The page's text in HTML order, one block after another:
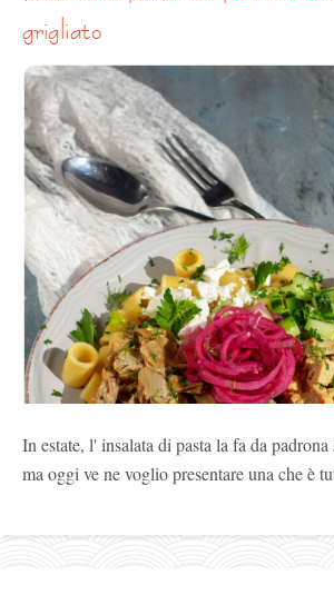
grigliato
In estate, l' insalata di pasta la fa da
ma oggi ve ne voglio presentare una che è